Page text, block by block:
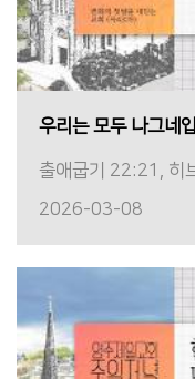
우리는 모두 나그네
출애굽기 22:21, 히
2026-03-08